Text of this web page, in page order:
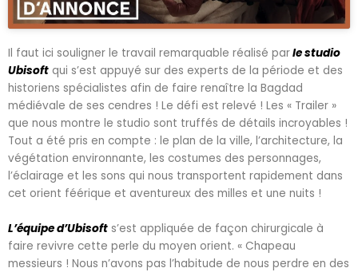
Il faut ici souligner le travail remarquable réalisé parle studio
Ubisoft qui s’est appuyé sur des experts de la période et des
historiens spécialistes afin de faire renaître la Bagdad
médiévale de ses cendres ! Le défi est relevé ! Les « Trailer »
que nous montre le studio sont truffés de détails incroyables !
Tout a été pris en compte : le plan de la ville, l’architecture, la
végétation environnante, les costumes des personnages,
l’éclairage et les sons qui nous transportent rapidement dans
cet orient féérique et aventureux des milles et une nuits !
L’équipe d’Ubisoft s’est appliquée de façon chirurgicale à
faire revivre cette perle du moyen orient. « Chapeau
messieurs ! Nous n’avons pas l’habitude de nous perdre en des